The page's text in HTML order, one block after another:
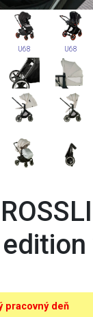
U68 U68
pracovný deň